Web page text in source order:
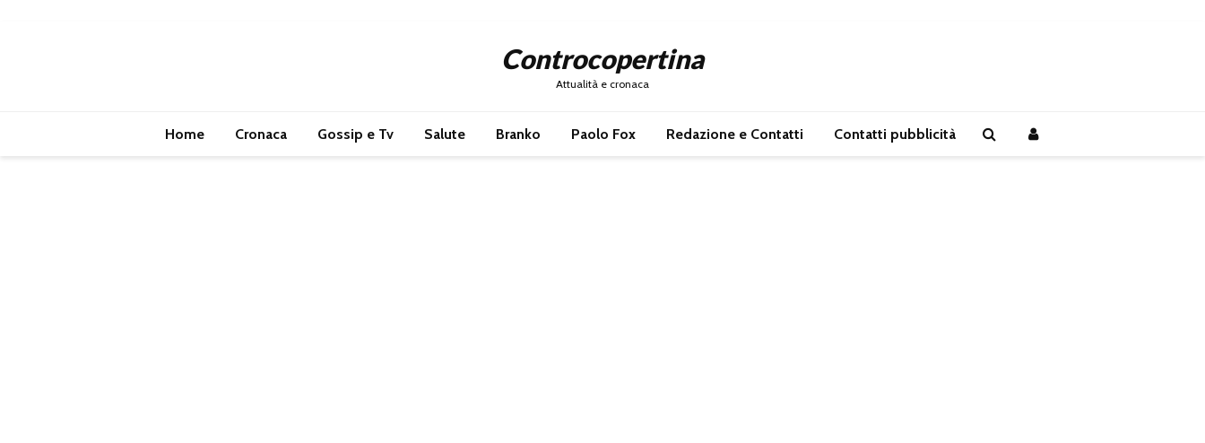
Controcopertina
Attualità e cronaca
Home Cronaca Gossip e Tv Salute Branko Paolo Fox Redazione e Contatti Contatti pubblicità